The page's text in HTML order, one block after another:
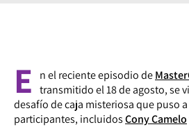
E n el reciente episodio de
transmitido el 18 de agosto, se
desafío de caja misteriosa que puso
participantes, incluidosCony Camelo